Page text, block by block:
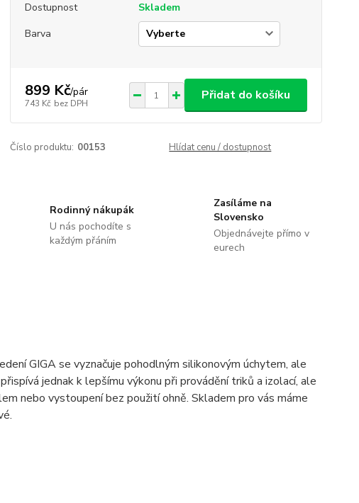
Dostupnost
Skladem
Barva
899 Kč/pár
743 Kč bez DPH
Přidat do košíku
Číslo produktu: 00153 Hlídat cenu / dostupnost
Rodinný nákupák
U nás pochodíte s
každým přáním
Zasíláme na
Slovensko
Objednávejte přímo v
eurech
GIGA se vyznačuje pohodlným silikonovým úchytem, ale
jednak k lepšímu výkonu při provádění triků a izolací, ale
nebo vystoupení bez použití ohně. Skladem pro vás máme